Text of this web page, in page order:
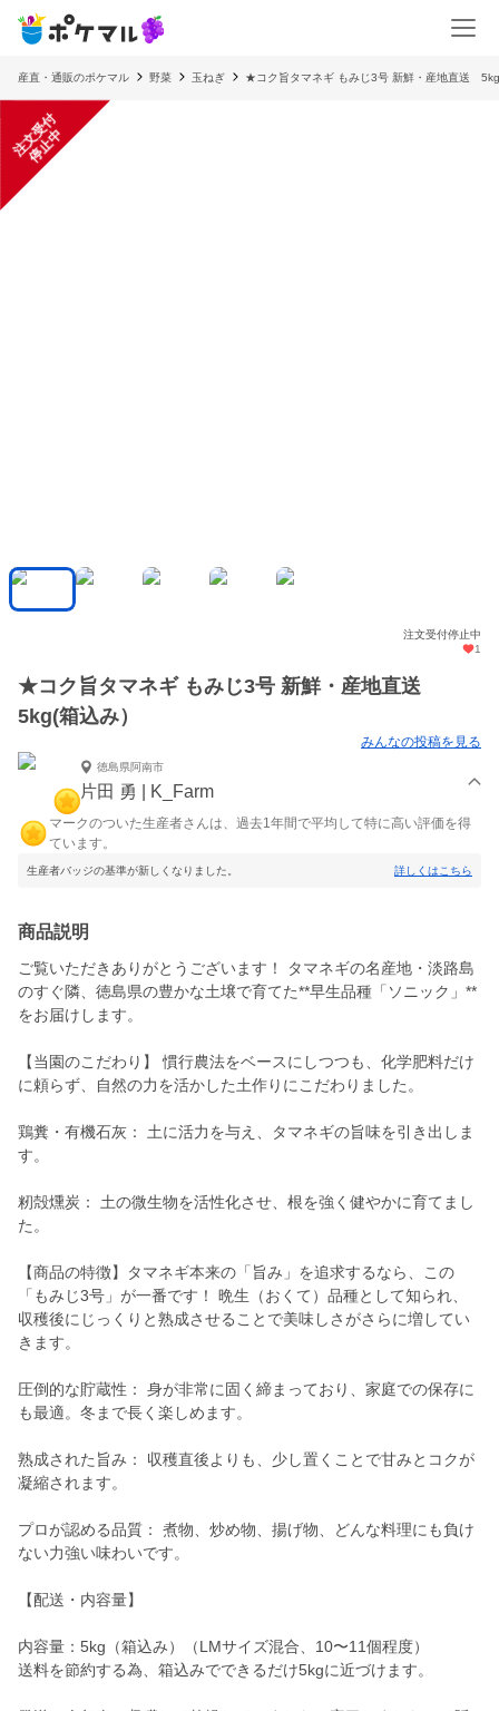
産直・通販のポケマル 野菜 玉ねぎ ★コク旨タマネギ もみじ3号 新鮮・産地直送
注
文
受
付
停
止
中
注文受付停止中
1
★コク旨タマネギ もみじ3号 新鮮・産地直送
5kg(箱込み）
みんなの投稿を見る
徳島県阿南市
片田 勇 | K_Farm
マークのついた生産者さんは、過去1年間で平均して特に高い評価を得
ています。
生産者バッジの基準が新しくなりました。 詳しくはこちら
商品説明
ご覧いただきありがとうございます！ タマネギの名産地・淡路島
のすぐ隣、徳島県の豊かな土壌で育てた**早生品種「ソニック」**
をお届けします。
【当園のこだわり】 慣行農法をベースにしつつも、化学肥料だけ
に頼らず、自然の力を活かした土作りにこだわりました。
鶏糞・有機石灰： 土に活力を与え、タマネギの旨味を引き出しま
す。
籾殻燻炭： 土の微生物を活性化させ、根を強く健やかに育てまし
た。
【商品の特徴】タマネギ本来の「旨み」を追求するなら、この
「もみじ3号」が一番です！ 晩生（おくて）品種として知られ、
収穫後にじっくりと熟成させることで美味しさがさらに増してい
きます。
圧倒的な貯蔵性： 身が非常に固く締まっており、家庭での保存に
も最適。冬まで長く楽しめます。
熟成された旨み： 収穫直後よりも、少し置くことで甘みとコクが
凝縮されます。
プロが認める品質： 煮物、炒め物、揚げ物、どんな料理にも負け
ない力強い味わいです。
【配送・内容量】
内容量：5kg（箱込み）（LMサイズ混合、10〜11個程度）
送料を節約する為、箱込みでできるだけ5kgに近づけます。